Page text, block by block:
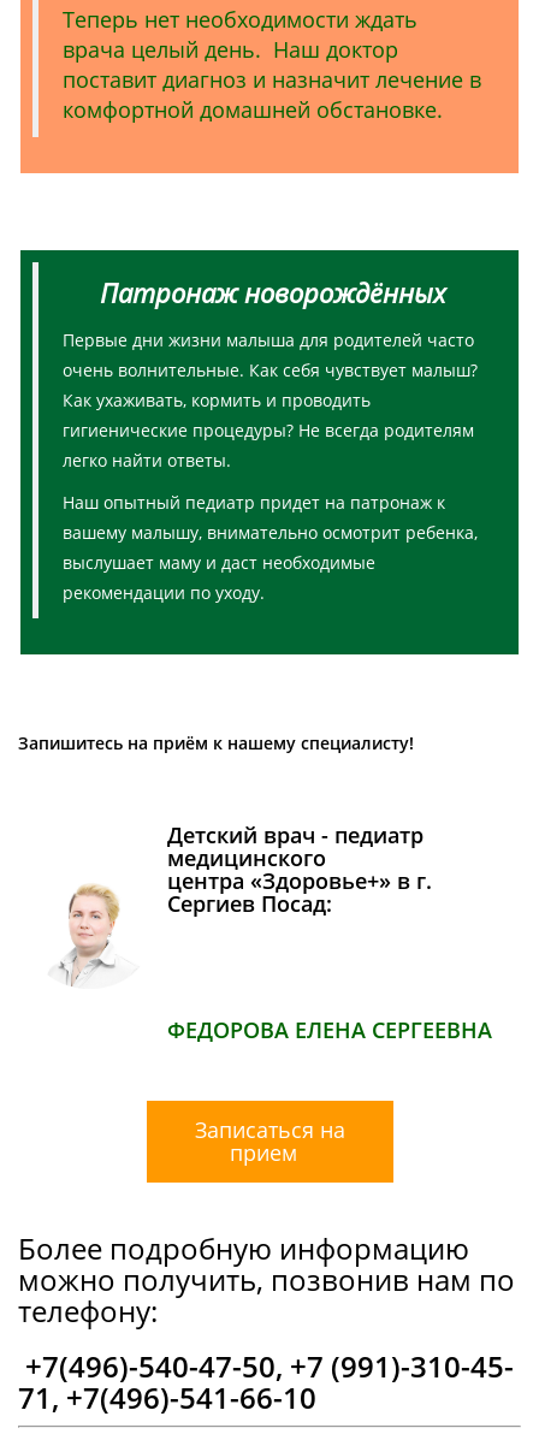
Теперь нет необходимости ждать
врача целый день. Наш доктор
поставит диагноз и назначит лечение в
комфортной домашней обстановке.
Патронаж новорождённых
Первые дни жизни малыша для родителей часто
очень волнительные. Как себя чувствует малыш?
Как ухаживать, кормить и проводить
гигиенические процедуры? Не всегда родителям
легко найти ответы.
Наш опытный педиатр придет на патронаж к
вашему малышу, внимательно осмотрит ребенка,
выслушает маму и даст необходимые
рекомендации по уходу.
Запишитесь на приём к нашему специалисту!
Детский врач - педиатр
медицинского
центра «Здоровье+» в г.
Сергиев Посад:
ФЕДОРОВА ЕЛЕНА СЕРГЕЕВНА
Записаться на
прием
Более подробную информацию
можно получить, позвонив нам по
телефону:
+7(496)-540-47-50, +7 (991)-310-45-
71, +7(496)-541-66-10